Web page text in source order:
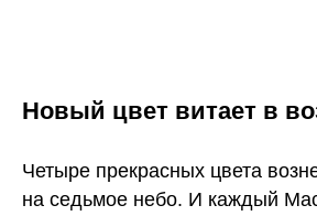
Новый цвет витает в
Четыре прекрасных цвета
на седьмое небо. И каждый